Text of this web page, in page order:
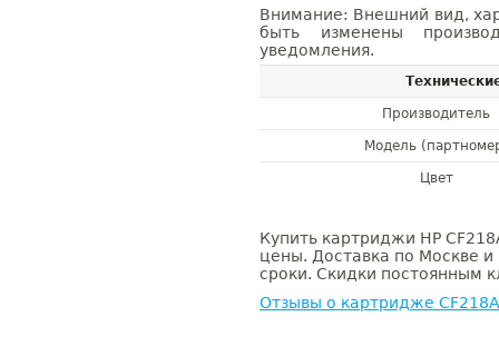
Внимание: Внешний вид,
быть изменены
уведомления.
Производитель
Модель
Цвет
Купить картриджи HP
цены. Доставка по Москве и
сроки. Скидки постоянным
Отзывы о картридже CF218A